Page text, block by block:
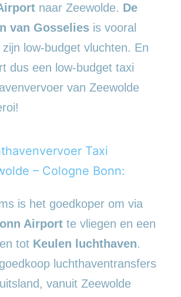
naar Zeewolde. De
van Gosselies is vooral
low-budget vluchten. En
dus een low-budget taxi
van Zeewolde
Taxi
– Cologne Bonn:
is het goedkoper om via
Airport te vliegen en een
tot Keulen luchthaven.
luchthaventransfers
vanuit Zeewolde